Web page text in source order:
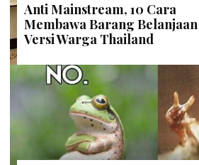
Anti Mainstream, 10 Cara
Membawa Barang Belanjaan
Versi Warga Thailand